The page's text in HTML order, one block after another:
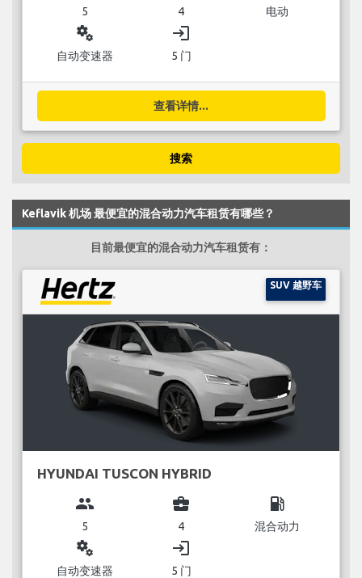
5 4 电动
miscellaneous_services
自动变速器
login
5 门
查看详情...
搜索
Keflavik 机场 最便宜的混合动力汽车租赁有哪些？
目前最便宜的混合动力汽车租赁有：
SUV 越野车
HYUNDAI TUSCON HYBRID
group
5
business_center
4
local_gas_station
混合动力
miscellaneous_services
自动变速器
login
5 门